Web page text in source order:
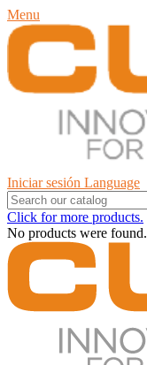
Menu
Iniciar sesión Language
Click for more products.
No products were found.